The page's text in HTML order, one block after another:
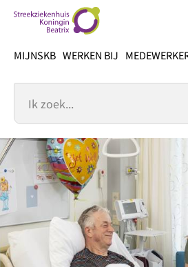
inhoud
MIJNSKB WERKEN BIJ